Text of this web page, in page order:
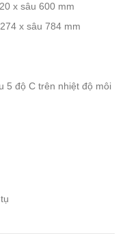
x sâu 600 mm
x sâu 784 mm
5 độ C trên nhiệt độ môi